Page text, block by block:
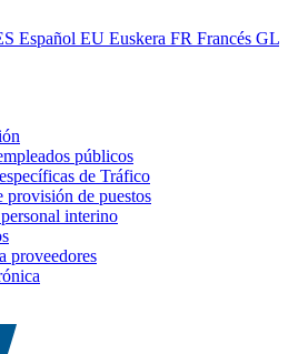
Español EU Euskera FR Francés GL
públicos
de Tráfico
provisión de puestos
interino
proveedores